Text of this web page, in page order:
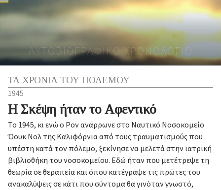
ΠΑΡΑΚΟΛΟΥΘΉΣΤΕ
ΑΥΤΟΒΙΟΓΡΑΦΙΚΟ ΧΡΟΝΟΛΟΓΙΟ
ΤΑ ΧΡΟΝΙΑ ΤΟΥ ΠΟΛΕΜΟΥ
1945
Η Σκέψη ήταν το Αφεντικό
Το 1945, κι ενώ ο Ρον ανάρρωνε στο Ναυτικό Νοσοκομείο
Όουκ Νολ της Καλιφόρνια από τους τραυματισμούς που
υπέστη κατά τον πόλεμο, ξεκίνησε να μελετά στην ιατρική
βιβλιοθήκη του νοσοκομείου. Εδώ ήταν που μετέτρεψε τη
θεωρία σε θεραπεία και όπου κατέγραψε τις πρώτες του
ανακαλύψεις σε κάτι που σύντομα θα γινόταν γνωστό,